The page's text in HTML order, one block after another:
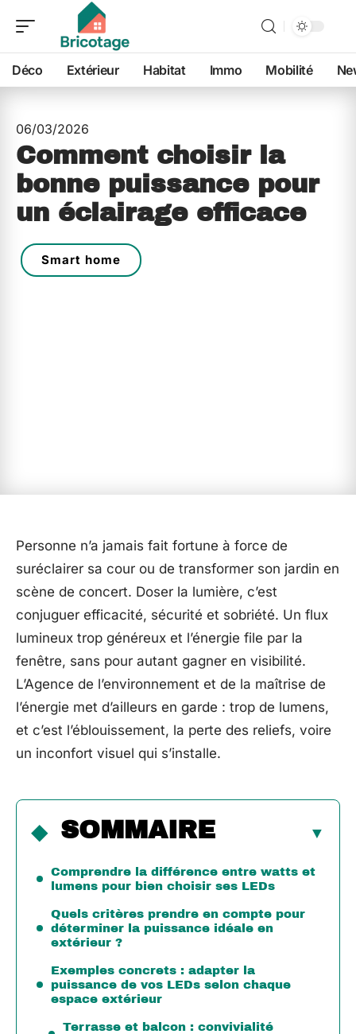
Déco Extérieur Habitat Immo Mobilité
06/03/2026
Comment choisir la
bonne puissance pour
un éclairage efficace
Smart home
Personne n’a jamais fait fortune à force de
suréclairer sa cour ou de transformer son jardin en
scène de concert. Doser la lumière, c’est
conjuguer efficacité, sécurité et sobriété. Un flux
lumineux trop généreux et l’énergie file par la
fenêtre, sans pour autant gagner en visibilité.
L’Agence de l’environnement et de la maîtrise de
l’énergie met d’ailleurs en garde : trop de lumens,
et c’est l’éblouissement, la perte des reliefs, voire
un inconfort visuel qui s’installe.
SOMMAIRE
Comprendre la différence entre watts et
lumens pour bien choisir ses LEDs
Quels critères prendre en compte pour
déterminer la puissance idéale en
extérieur ?
Exemples concrets : adapter la
puissance de vos LEDs selon chaque
espace extérieur
Terrasse et balcon : convivialité